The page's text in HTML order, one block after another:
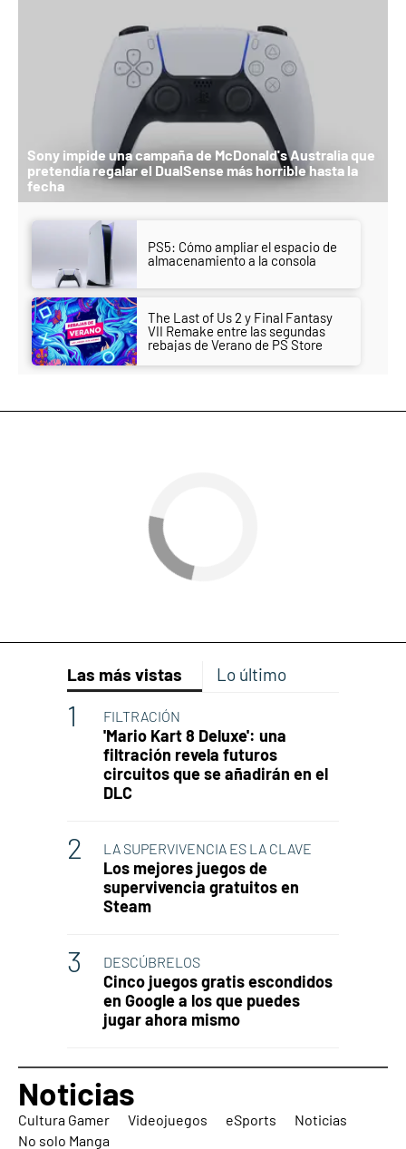
Sony impide una campaña de McDonald's Australia que
pretendía regalar el DualSense más horrible hasta la
fecha
PS5: Cómo ampliar el espacio de
almacenamiento a la consola
The Last of Us 2 y Final Fantasy
VII Remake entre las segundas
rebajas de Verano de PS Store
Las más vistas Lo último
FILTRACIÓN
'Mario Kart 8 Deluxe': una
filtración revela futuros
circuitos que se añadirán en el
DLC
LA SUPERVIVENCIA ES LA CLAVE
Los mejores juegos de
supervivencia gratuitos en
Steam
DESCÚBRELOS
Cinco juegos gratis escondidos
en Google a los que puedes
jugar ahora mismo
Noticias
Cultura Gamer Videojuegos eSports
Noticias
No solo Manga